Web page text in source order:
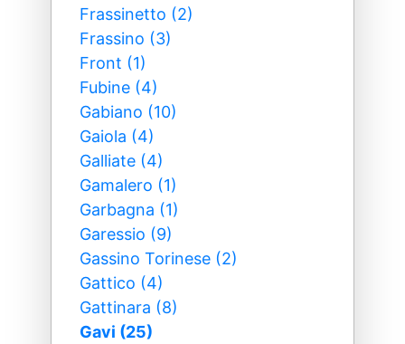
Frassinetto (2)
Frassino (3)
Front (1)
Fubine (4)
Gabiano (10)
Gaiola (4)
Galliate (4)
Gamalero (1)
Garbagna (1)
Garessio (9)
Gassino Torinese (2)
Gattico (4)
Gattinara (8)
Gavi (25)